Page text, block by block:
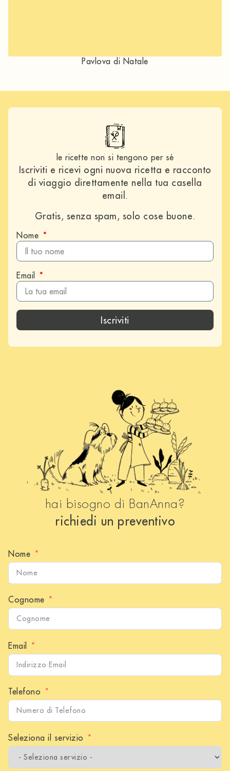
Pavlova di Natale
le ricette non si tengono per sé
Iscriviti e ricevi ogni nuova ricetta e racconto
di viaggio direttamente nella tua casella
email.
Gratis, senza spam, solo cose buone.
Nome
Email
Iscriviti
hai bisogno di BanAnna?
richiedi un preventivo
Nome
Cognome
Email
Telefono
Seleziona il servizio